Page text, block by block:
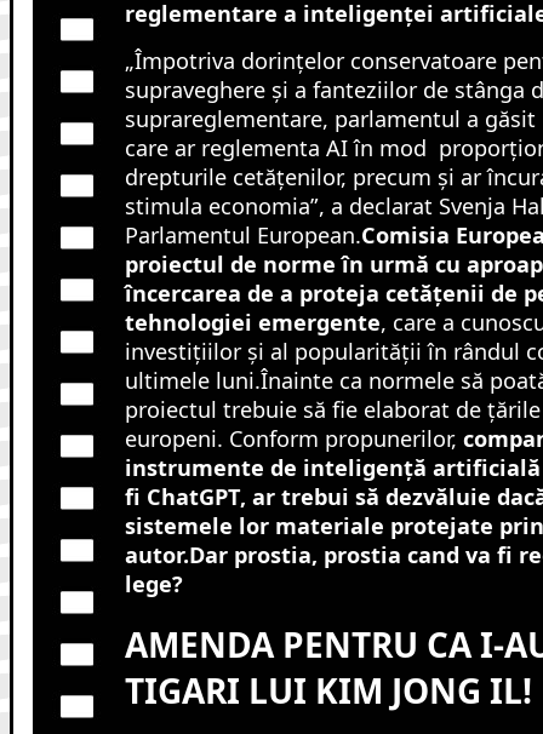
reglementare a inteligenței
„Împotriva dorințelor conservatoare
supraveghere și a fanteziilor de stânga
suprareglementare, parlamentul a
care ar reglementa AI în mod
drepturile cetățenilor, precum și ar
stimula economia”, a declarat Svenja
Parlamentul European.Comisia
proiectul de norme în urmă cu
încercarea de a proteja cetățenii de
tehnologiei emergente, care a
investițiilor și al popularității în rândul
ultimele luni.Înainte ca normele să
proiectul trebuie să fie elaborat de
europeni. Conform propunerilor,
instrumente de inteligență artificială
fi ChatGPT, ar trebui să dezvăluie
sistemele lor materiale protejate
autor.Dar prostia, prostia cand va fi
lege?
AMENDA PENTRU CA I-
TIGARI LUI KIM JONG IL!